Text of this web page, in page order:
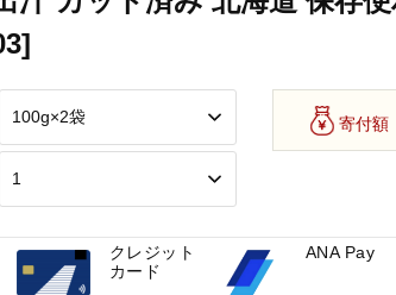
寄付額
クレジット
カード
ANA Pay